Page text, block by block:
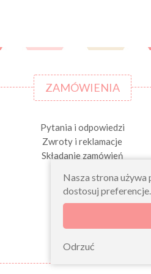
ZAMÓWIENIA
Pytania i odpowiedzi
Zwroty i reklamacje
Składanie zamówień
Nasza strona używa
dostosuj preferencje.
Odrzuć